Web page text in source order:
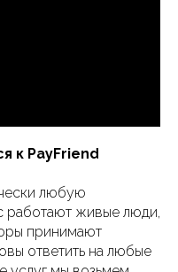
к PayFriend
любую
работают живые люди,
принимают
ответить на любые